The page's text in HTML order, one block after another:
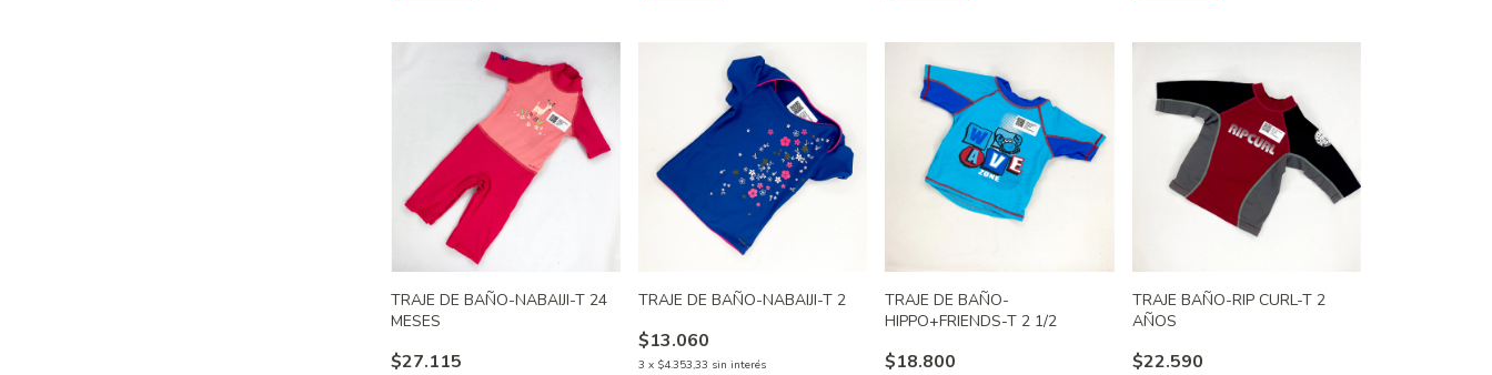
TRAJE DE BAÑO-NABAIJI-T 24
MESES
$27.115
TRAJE DE BAÑO-NABAIJI-T 2
$13.060
3 x $4.353,33 sin interés
TRAJE DE BAÑO-
HIPPO+FRIENDS-T 2 1/2
$18.800
TRAJE BAÑO-RIP CURL-T 2
AÑOS
$22.590